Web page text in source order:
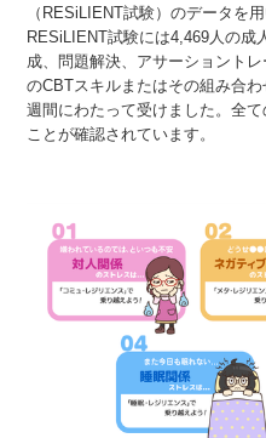
（RESiLIENT試験）のデータを
RESiLIENT試験には4,469人の成
成、問題解決、アサーショント
のCBTスキルまたはその組み合
週間にわたって受けました。全
ことが確認されています。